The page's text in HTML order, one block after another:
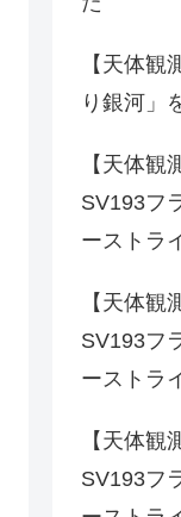
【天体
り銀河」
【天体
SV193フ
ーストラ
【天体
SV193フ
ーストラ
【天体
SV193フ